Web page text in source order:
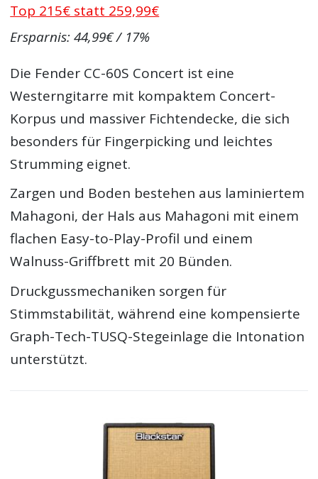
Top 215€ statt 259,99€
Ersparnis: 44,99€ / 17%
Die Fender CC-60S Concert ist eine
Westerngitarre mit kompaktem Concert-
Korpus und massiver Fichtendecke, die sich
besonders für Fingerpicking und leichtes
Strumming eignet.
Zargen und Boden bestehen aus laminiertem
Mahagoni, der Hals aus Mahagoni mit einem
flachen Easy-to-Play-Profil und einem
Walnuss-Griffbrett mit 20 Bünden.
Druckgussmechaniken sorgen für
Stimmstabilität, während eine kompensierte
Graph-Tech-TUSQ-Stegeinlage die Intonation
unterstützt.